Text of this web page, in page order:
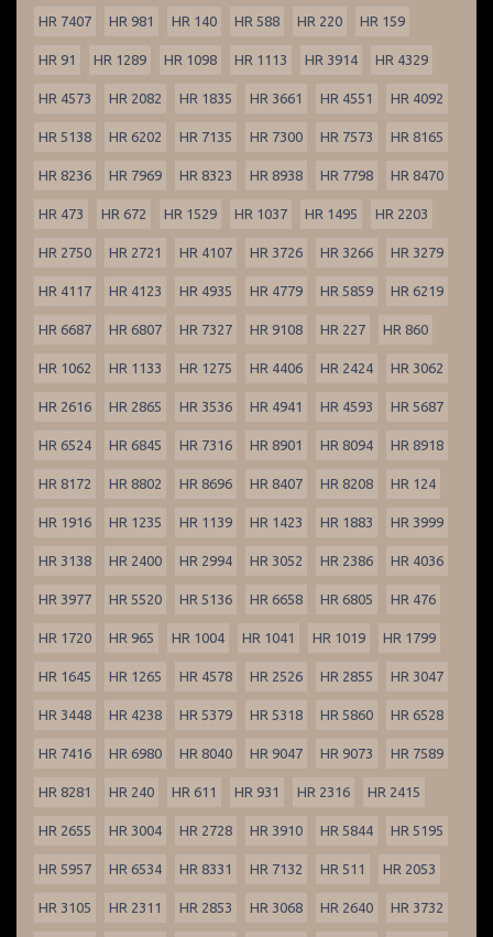
HR 7407 HR 981 HR 140 HR 588 HR 220 HR 159
HR 91 HR 1289 HR 1098 HR 1113 HR 3914 HR 4329
HR 4573 HR 2082 HR 1835 HR 3661 HR 4551 HR 4092
HR 5138 HR 6202 HR 7135 HR 7300 HR 7573 HR 8165
HR 8236 HR 7969 HR 8323 HR 8938 HR 7798 HR 8470
HR 473 HR 672 HR 1529 HR 1037 HR 1495 HR 2203
HR 2750 HR 2721 HR 4107 HR 3726 HR 3266 HR 3279
HR 4117 HR 4123 HR 4935 HR 4779 HR 5859 HR 6219
HR 6687 HR 6807 HR 7327 HR 9108 HR 227 HR 860
HR 1062 HR 1133 HR 1275 HR 4406 HR 2424 HR 3062
HR 2616 HR 2865 HR 3536 HR 4941 HR 4593 HR 5687
HR 6524 HR 6845 HR 7316 HR 8901 HR 8094 HR 8918
HR 8172 HR 8802 HR 8696 HR 8407 HR 8208 HR 124
HR 1916 HR 1235 HR 1139 HR 1423 HR 1883 HR 3999
HR 3138 HR 2400 HR 2994 HR 3052 HR 2386 HR 4036
HR 3977 HR 5520 HR 5136 HR 6658 HR 6805 HR 476
HR 1720 HR 965 HR 1004 HR 1041 HR 1019 HR 1799
HR 1645 HR 1265 HR 4578 HR 2526 HR 2855 HR 3047
HR 3448 HR 4238 HR 5379 HR 5318 HR 5860 HR 6528
HR 7416 HR 6980 HR 8040 HR 9047 HR 9073 HR 7589
HR 8281 HR 240 HR 611 HR 931 HR 2316 HR 2415
HR 2655 HR 3004 HR 2728 HR 3910 HR 5844 HR 5195
HR 5957 HR 6534 HR 8331 HR 7132 HR 511 HR 2053
HR 3105 HR 2311 HR 2853 HR 3068 HR 2640 HR 3732